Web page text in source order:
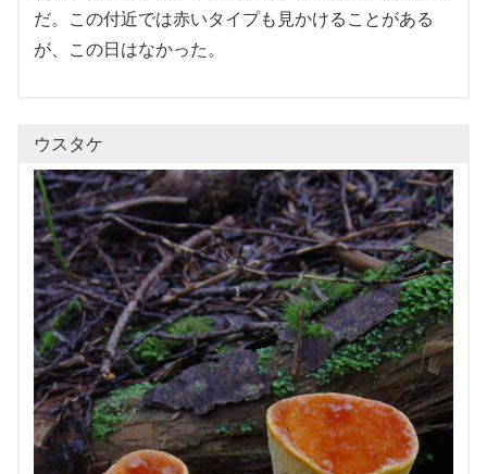
だ。この付近では赤いタイプも見かけることがある
が、この日はなかった。
ウスタケ